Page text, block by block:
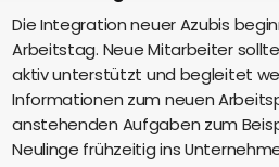
Die Integration neuer Azubis
Arbeitstag. Neue Mitarbeiter
aktiv unterstützt und begleitet
Informationen zum neuen
anstehenden Aufgaben zum
Neulinge frühzeitig ins